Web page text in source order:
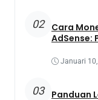
02
Cara
AdSense:
Januari
03
Panduan